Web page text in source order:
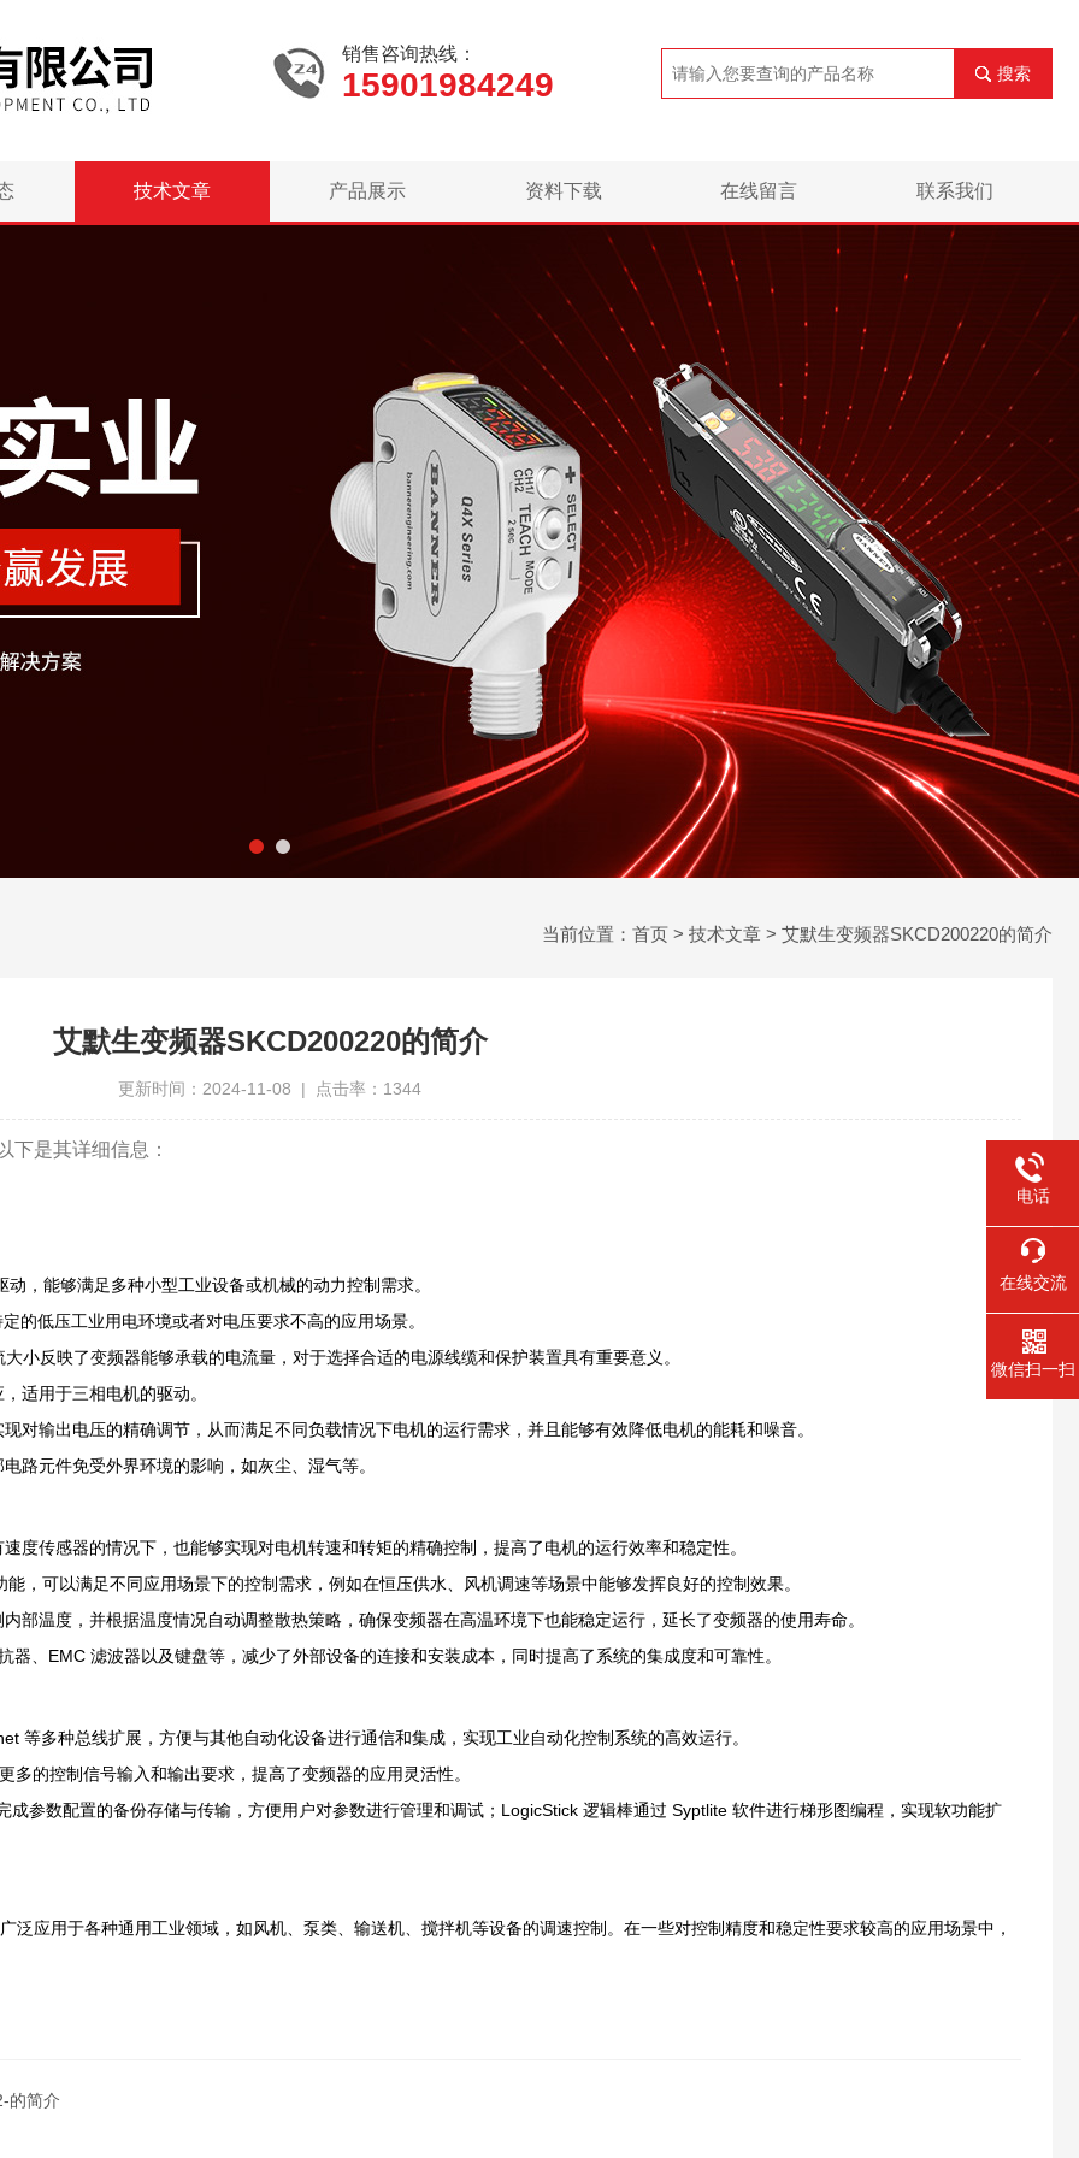
销售咨询热线：
15901984249 搜索
技术文章 产品展示 资料下载 在线留言 联系我们
当前位置： 首页 > 技术文章 > 艾默生变频器SKCD200220的简介
艾默生变频器SKCD200220的简介
更新时间：2024-11-08 | 点击率：1344
下是其详细信息：
，能够满足多种小型工业设备或机械的动力控制需求。
的低压工业用电环境或者对电压要求不高的应用场景。
小反映了变频器能够承载的电流量，对于选择合适的电源线缆和保护装置具有重要意义。
适用于三相电机的驱动。
对输出电压的精确调节，从而满足不同负载情况下电机的运行需求，并且能够有效降低电机的能耗和噪音。
路元件免受外界环境的影响，如灰尘、湿气等。
度传感器的情况下，也能够实现对电机转速和转矩的精确控制，提高了电机的运行效率和稳定性。
，可以满足不同应用场景下的控制需求，例如在恒压供水、风机调速等场景中能够发挥良好的控制效果。
部温度，并根据温度情况自动调整散热策略，确保变频器在高温环境下也能稳定运行，延长了变频器的使用寿命。
、EMC 滤波器以及键盘等，减少了外部设备的连接和安装成本，同时提高了系统的集成度和可靠性。
等多种总线扩展，方便与其他自动化设备进行通信和集成，实现工业自动化控制系统的高效运行。
的控制信号输入和输出要求，提高了变频器的应用灵活性。
成参数配置的备份存储与传输，方便用户对参数进行管理和调试；LogicStick 逻辑棒通过 Syptlite 软件进行梯形图编程，实现软功能扩
泛应用于各种通用工业领域，如风机、泵类、输送机、搅拌机等设备的调速控制。在一些对控制精度和稳定性要求较高的应用场景中，
的简介
电话
在线交流
微信扫一扫